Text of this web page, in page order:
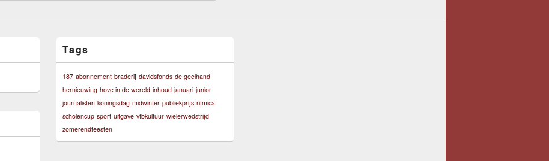
Tags
187 abonnement braderij davidsfonds de geelhand
hernieuwing hove in de wereld inhoud januari junior
journalisten koningsdag midwinter publiekprijs ritmica
scholencup sport uitgave vtbkultuur wielerwedstrijd
zomerendfeesten